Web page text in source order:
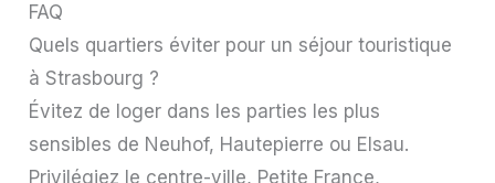
FAQ
Quels quartiers éviter pour un séjour touristique
à Strasbourg ?
Évitez de loger dans les parties les plus
sensibles de Neuhof, Hautepierre ou Elsau.
Privilégiez le centre-ville, Petite France,